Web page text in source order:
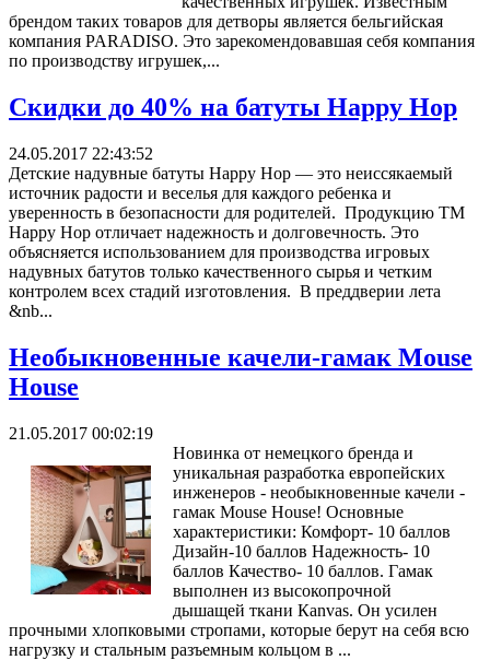
брендом таких товаров для детворы является бельгийская
компания PARADISO. Это зарекомендовавшая себя компания
по производству игрушек,...
Скидки до 40% на батуты Happy Hop
24.05.2017 22:43:52
Детские надувные батуты Happy Hop — это неиссякаемый
источник радости и веселья для каждого ребенка и
уверенность в безопасности для родителей. Продукцию ТМ
Happy Hop отличает надежность и долговечность. Это
объясняется использованием для производства игровых
надувных батутов только качественного сырья и четким
контролем всех стадий изготовления. В преддверии лета
&nb...
Необыкновенные качели-гамак Mouse
House
21.05.2017 00:02:19
Новинка от немецкого бренда и
уникальная разработка европейских
инженеров - необыкновенные качели -
гамак Mouse House! Основные
характеристики: Комфорт- 10 баллов
Дизайн-10 баллов Надежность- 10
баллов Качество- 10 баллов. Гамак
выполнен из высокопрочной
дышащей ткани Каnvas. Он усилен
прочными хлопковыми стропами, которые берут на себя всю
нагрузку и стальным разъемным кольцом в ...